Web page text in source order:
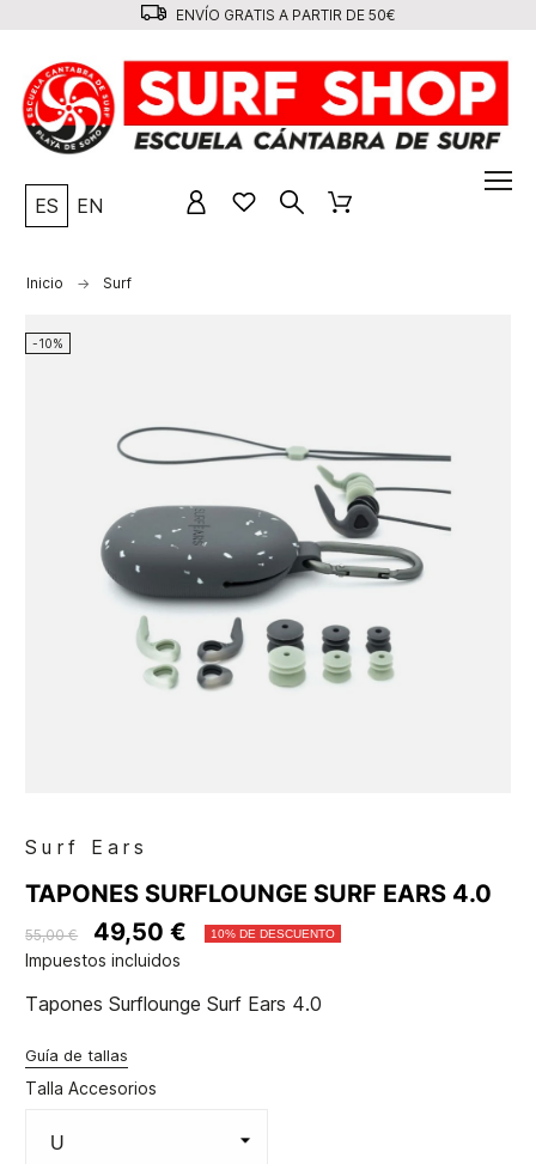
ENVÍO GRATIS A PARTIR DE 50€
ES EN
Inicio Surf
-10%
Surf Ears
TAPONES SURFLOUNGE SURF EARS 4.0
55,00 € 49,50 € 10% DE DESCUENTO
Impuestos incluidos
Tapones Surflounge Surf Ears 4.0
Guía de tallas
Talla Accesorios